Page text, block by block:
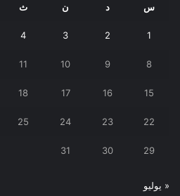
س د ن ث
1
2
3
4
8
9
10
11
15
16
17
18
22
23
24
25
29
30
31
« يوليو